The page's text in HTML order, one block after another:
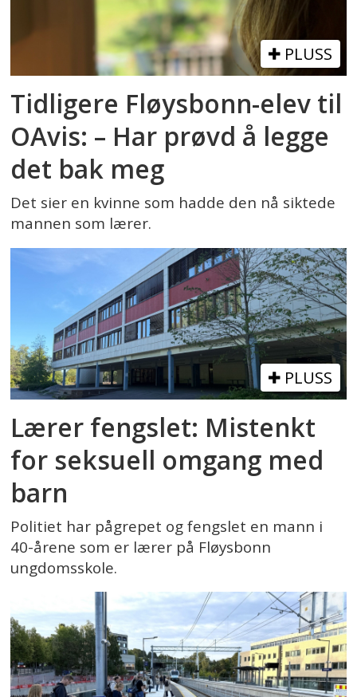
PLUSS
Tidligere Fløysbonn-elev til
OAvis: – Har prøvd å legge
det bak meg
Det sier en kvinne som hadde den nå siktede
mannen som lærer.
PLUSS
Lærer fengslet: Mistenkt
for seksuell omgang med
barn
Politiet har pågrepet og fengslet en mann i
40-årene som er lærer på Fløysbonn
ungdomsskole.